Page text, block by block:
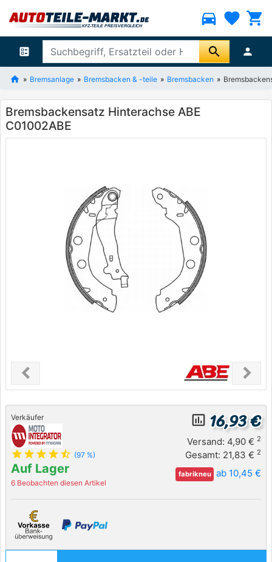
directions_car favorite shopping_cart
ballot search person
Bremsanlage Bremsbacken & -teile Bremsbacken
Bremsbackensatz Hinterachse ABE
C01002ABE
chevron_leftPrevious chevron_right
Next
Verkäufer
star star star star star_half (97 %)
Auf Lager
6 Beobachten diesen Artikel
insert_chart_outlined 16,93 €
Versand: 4,90 € 2
Gesamt: 21,83 € 2
fabrikneu ab 10,45 €